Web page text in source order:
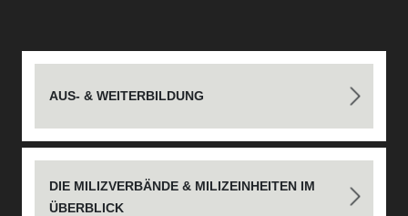
AUS- & WEITERBILDUNG
DIE MILIZVERBÄNDE & MILIZEINHEITEN IM
ÜBERBLICK